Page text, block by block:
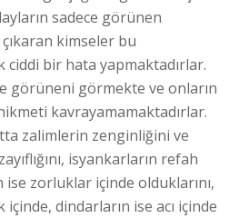
sadece görünen
kimseler bu
ciddi bir hata yapmaktadırlar.
görüneni görmekte ve onların
kavrayamamaktadırlar.
zalimlerin zenginliğini ve
isyankarların refah
ise zorluklar içinde olduklarını,
dindarların ise acı içinde